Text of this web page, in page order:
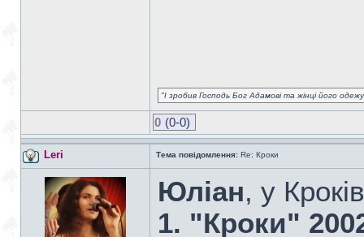
"І зробив Господь Бог Адамові та жінці його
0 (0-0)
Leri Тема повідомлення: Re: Кроки
Юліан, у
1. "Кроки"